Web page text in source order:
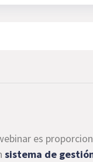
es
sistema de